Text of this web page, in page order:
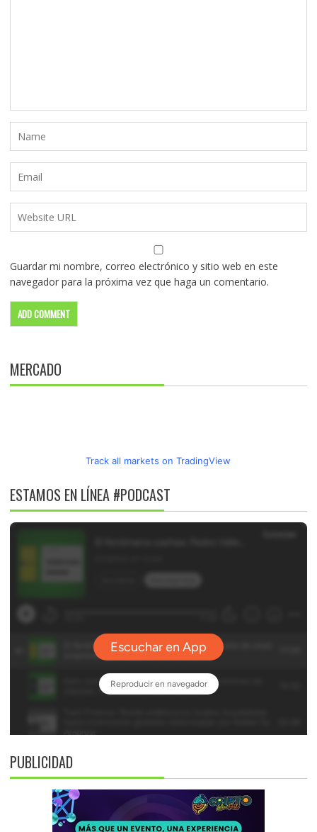
Guardar mi nombre, correo electrónico y sitio web en este
navegador para la próxima vez que haga un comentario.
MERCADO
Track all markets on TradingView
ESTAMOS EN LÍNEA #PODCAST
PUBLICIDAD